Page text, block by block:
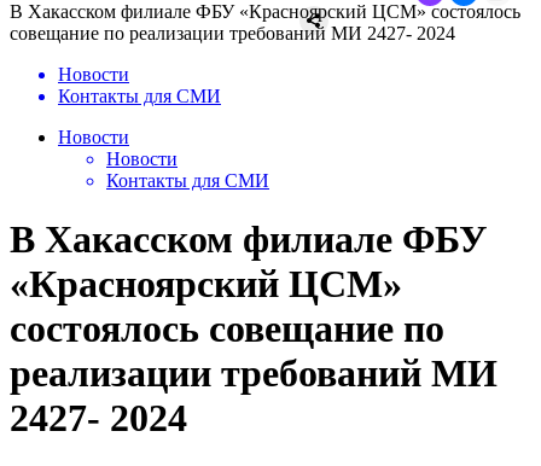
В Хакасском филиале ФБУ «Красноярский ЦСМ» состоялось
совещание по реализации требований МИ 2427- 2024
Новости
Контакты для СМИ
Новости
Новости
Контакты для СМИ
В Хакасском филиале ФБУ
«Красноярский ЦСМ»
состоялось совещание по
реализации требований МИ
2427- 2024